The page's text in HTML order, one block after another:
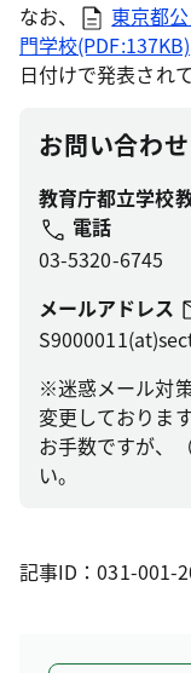
なお、
東京都
門学校(PDF:137KB)
日付けで発表され
お問い合わせ
教育庁都立学校
電話
03-5320-6745
メールアドレス
※迷惑メール対
変更しております
お手数ですが、
い。
記事ID：031-001-